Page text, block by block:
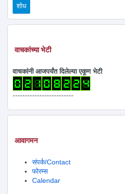
वाचकांच्या भेटी
वाचकांनी आजपर्यंत दिलेल्या एकूण भेटी
-------------------------
आवागमन
संपर्क/Contact
फोरम्स
Calendar